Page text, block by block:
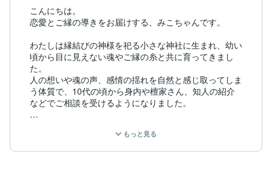
こんにちは。
恋愛とご縁の導きをお届けする、みこちゃんです。
わたしは縁結びの神様を祀る小さな神社に生まれ、幼い
頃から目に見えない魂やご縁の糸と共に育ってきまし
た。
人の想いや魂の声、感情の揺れを自然と感じ取ってしま
う体質で、10代の頃から身内や檀家さん、知人の紹介
などでご相談を受けるようになりました。
だき、恋愛・ご縁・人間関係を中心に鑑定を行ってきま
した。
もっと見る